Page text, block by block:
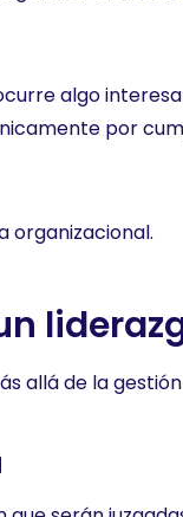
algo
por
organizacional.
allá de la